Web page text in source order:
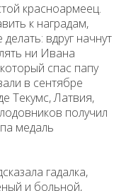
красноармеец.
к наградам,
вдруг начнут
ни Ивана
спас папу
в сентябре
Текумс, Латвия,
получил
медаль
гадалка,
и больной,